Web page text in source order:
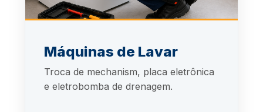
Máquinas de Lavar
Troca de mechanism, placa eletrônica
e eletrobomba de drenagem.